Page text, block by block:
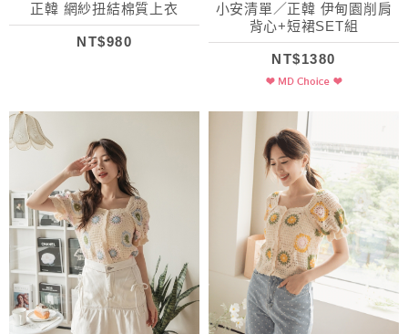
正韓 網紗扭結棉質上衣
NT$980
小安清單／正韓 伊甸園削肩
背心+短裙SET組
NT$1380